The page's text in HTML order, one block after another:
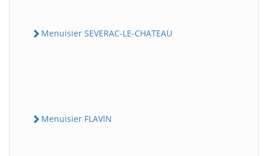
Menuisier SEVERAC-LE-CHATEAU
Menuisier FLAVIN